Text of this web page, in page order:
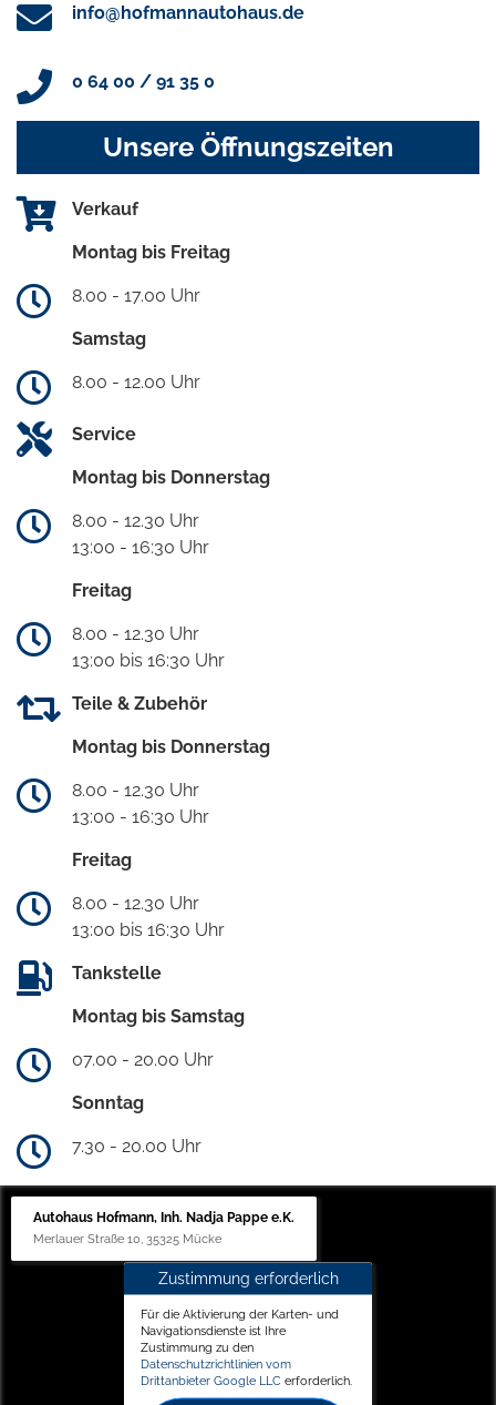
info@hofmannautohaus.de
0 64 00 / 91 35 0
Unsere Öffnungszeiten
Verkauf
Montag bis Freitag
8.00 - 17.00 Uhr
Samstag
8.00 - 12.00 Uhr
Service
Montag bis Donnerstag
8.00 - 12.30 Uhr
13:00 - 16:30 Uhr
Freitag
8.00 - 12.30 Uhr
13:00 bis 16:30 Uhr
Teile & Zubehör
Montag bis Donnerstag
8.00 - 12.30 Uhr
13:00 - 16:30 Uhr
Freitag
8.00 - 12.30 Uhr
13:00 bis 16:30 Uhr
Tankstelle
Montag bis Samstag
07.00 - 20.00 Uhr
Sonntag
7.30 - 20.00 Uhr
Autohaus Hofmann, Inh. Nadja Pappe e.K.
Merlauer Straße 10, 35325 Mücke
Zustimmung erforderlich
Für die Aktivierung der Karten- und
Navigationsdienste ist Ihre
Zustimmung zu den
Datenschutzrichtlinien vom
Drittanbieter Google LLC erforderlich.